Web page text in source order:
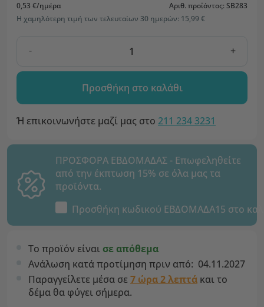
0,53 €/ημέρα
Αριθ. προϊόντος: SB283
Η χαμηλότερη τιμή των τελευταίων 30 ημερών: 15,99 €
- +
Προσθήκη στο καλάθι
Ή επικοινωνήστε μαζί μας στο 211 234 3231
ΠΡΟΣΦΟΡΑ ΕΒΔΟΜΑΔΑΣ - Επωφεληθείτε
από την έκπτωση 15% σε όλα μας τα
προϊόντα.
Προσθήκη κωδικού ΕΒΔΟΜΑΔΑ15 στο
Το προϊόν είναι σε απόθεμα
Ανάλωση κατά προτίμηση πριν από: 04.11.2027
Παραγγείλετε μέσα σε7 ώρα 2 λεπτά και το
δέμα θα φύγει σήμερα.